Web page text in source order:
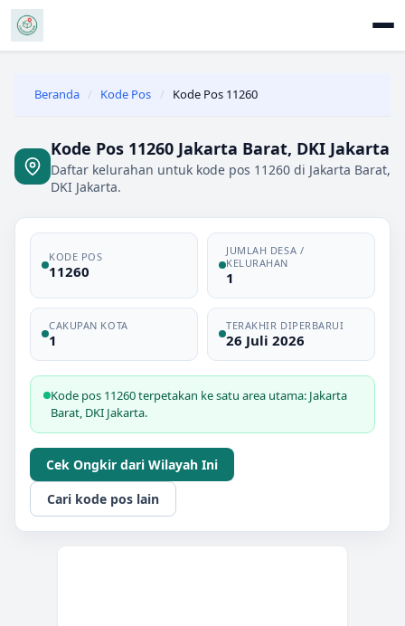
Beranda / Kode Pos / Kode Pos 11260
Kode Pos 11260 Jakarta Barat, DKI Jakarta
Daftar kelurahan untuk kode pos 11260 di Jakarta Barat,
DKI Jakarta.
KODE POS
11260
JUMLAH DESA /
KELURAHAN
1
CAKUPAN KOTA
1
TERAKHIR DIPERBARUI
26 Juli 2026
Kode pos 11260 terpetakan ke satu area utama: Jakarta
Barat, DKI Jakarta.
Cek Ongkir dari Wilayah Ini
Cari kode pos lain